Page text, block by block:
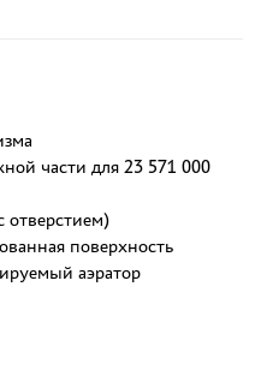
части для 23 571 000
отверстием)
поверхность
аэратор